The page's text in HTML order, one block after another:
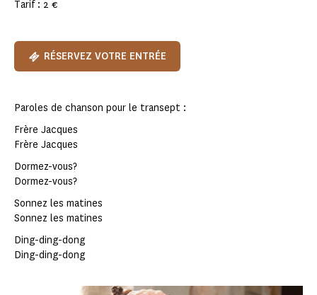
Tarif : 2 €
RÉSERVEZ VOTRE ENTRÉE
Paroles de chanson pour le transept :
Frère Jacques
Frère Jacques
Dormez-vous?
Dormez-vous?
Sonnez les matines
Sonnez les matines
Ding-ding-dong
Ding-ding-dong